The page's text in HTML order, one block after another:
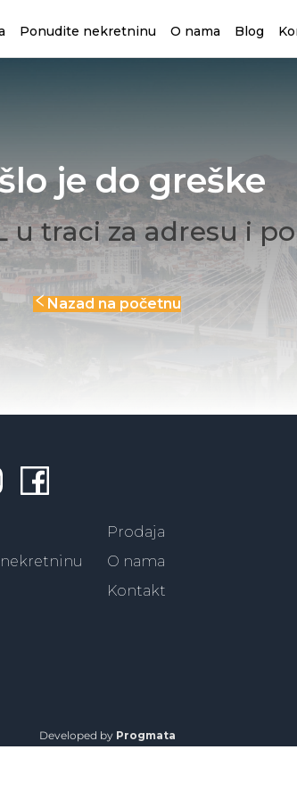
Ponudite nekretninu O nama Blog
je do greške
u traci za adresu i
Nazad na početnu
Prodaja
O nama
Kontakt
Developed by Progmata